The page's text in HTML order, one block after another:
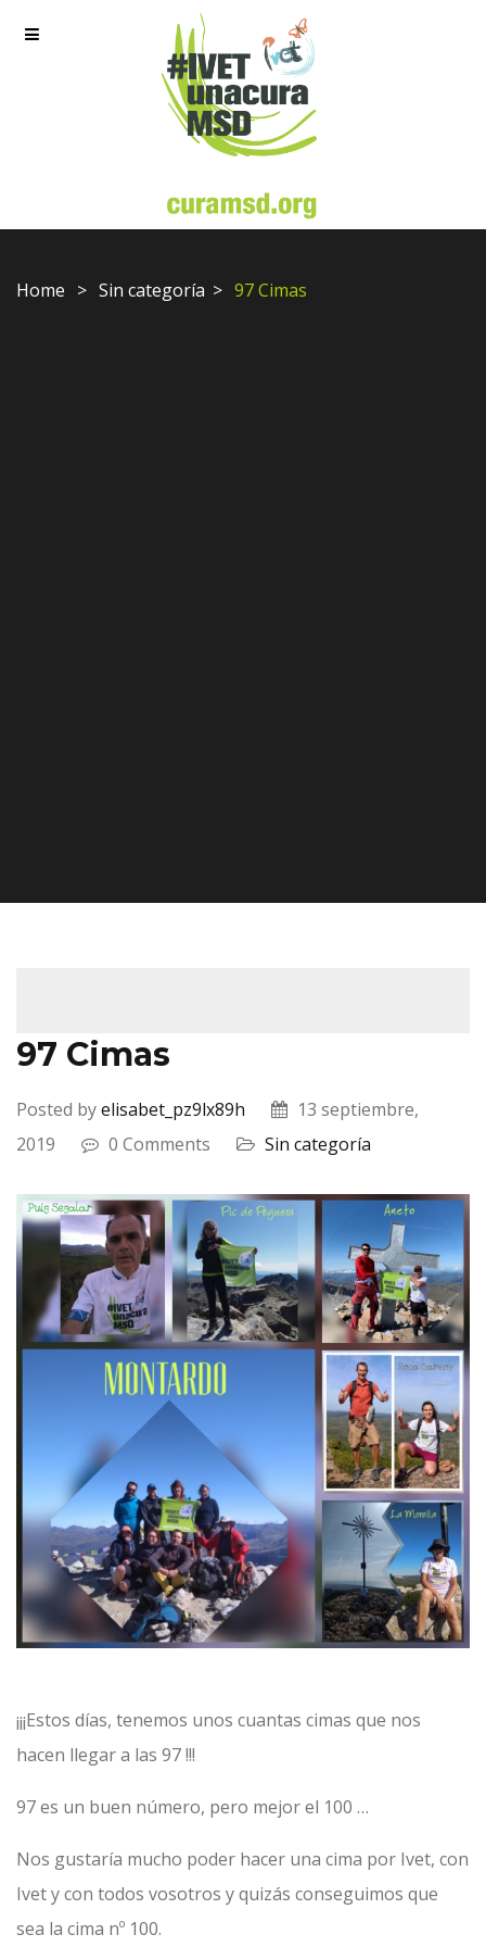
Home Sin categoría 97 Cimas
97 Cimas
Posted byelisabet_pz9lx89h
13 septiembre,
2019
0 Comments Sin categoría
¡¡¡Estos días, tenemos unos cuantas cimas que nos
hacen llegar a las 97 !!!
97 es un buen número, pero mejor el 100 …
Nos gustaría mucho poder hacer una cima por Ivet, con
Ivet y con todos vosotros y quizás conseguimos que
sea la cima nº 100.